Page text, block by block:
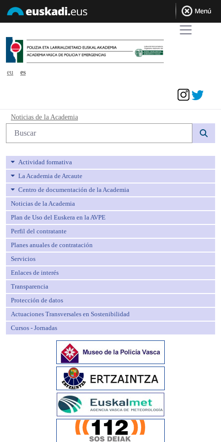
eu
es
Noticias de la Academia - avpe
Noticias de la Academia
Búsqueda web
Actividad formativa
La Academia de Arcaute
Centro de documentación de la Academia
Noticias de la Academia
Plan de Uso del Euskera en la AVPE
Perfil del contratante
Planes anuales de contratación
Servicios
Enlaces de interés
Transparencia
Protección de datos
Actuaciones Transversales en Sostenibilidad
Cursos - Jornadas